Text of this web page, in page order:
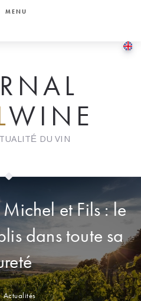
MENU
WINE
DU VIN
et Fils : le
dans toute sa
Actualités